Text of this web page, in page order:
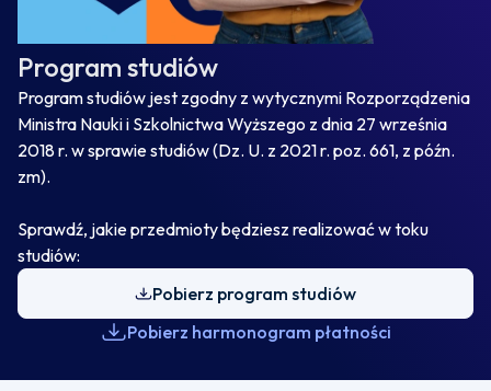
Program studiów
Program studiów jest zgodny z wytycznymi Rozporządzenia
Ministra Nauki i Szkolnictwa Wyższego z dnia 27 września
2018 r. w sprawie studiów (Dz. U. z 2021 r. poz. 661, z późn.
zm).
Sprawdź, jakie przedmioty będziesz realizować w toku
studiów:
Pobierz program studiów
Pobierz harmonogram płatności